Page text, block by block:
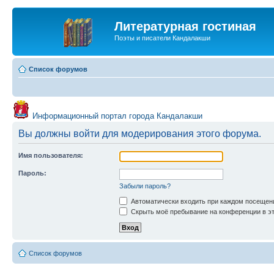
Литературная гостиная
Поэты и писатели Кандалакши
Список форумов
Информационный портал города Кандалакши
Вы должны войти для модерирования этого форума.
Имя пользователя:
Пароль:
Забыли пароль?
Автоматически входить при каждом
Скрыть моё пребывание на конференции в
Список форумов